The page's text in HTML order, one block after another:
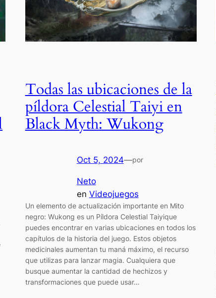
Todas las ubicaciones de la
píldora Celestial Taiyi en
Black Myth: Wukong
Oct 5, 2024—por
Neto
en Videojuegos
Un elemento de actualización importante en Mito
negro: Wukong es un Píldora Celestial Taiyique
puedes encontrar en varias ubicaciones en todos los
capítulos de la historia del juego. Estos objetos
medicinales aumentan tu maná máximo, el recurso
que utilizas para lanzar magia. Cualquiera que
busque aumentar la cantidad de hechizos y
transformaciones que puede usar…